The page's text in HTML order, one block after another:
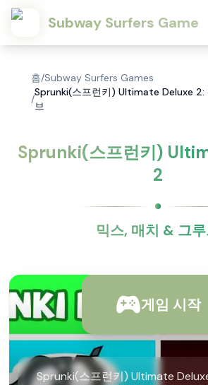
Subway Surfers Game
홈/Subway Surfers Games
/
Sprunki(스프런키) Ultimate Deluxe 2:
브
Sprunki(스프런키)
2
믹스, 매치 & 그
게임 시작
Sprunki(스프런키) Ultimate